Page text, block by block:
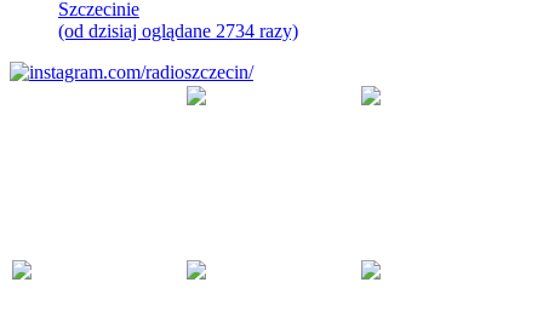
Szczecinie
(od dzisiaj oglądane 2734 razy)